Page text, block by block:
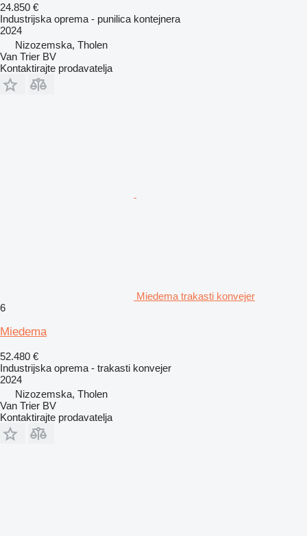
24.850 €
Industrijska oprema - punilica kontejnera
2024
Nizozemska, Tholen
Van Trier BV
Kontaktirajte prodavatelja
Miedema trakasti konvejer
6
Miedema
52.480 €
Industrijska oprema - trakasti konvejer
2024
Nizozemska, Tholen
Van Trier BV
Kontaktirajte prodavatelja